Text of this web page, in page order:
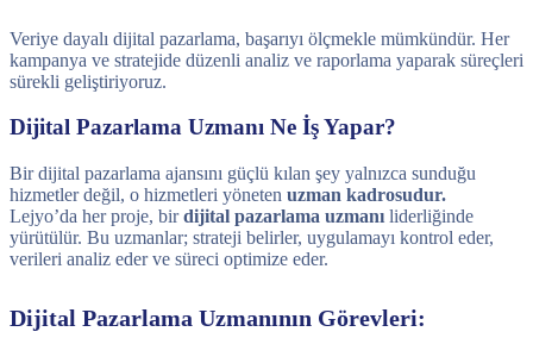
Veriye dayalı dijital pazarlama, başarıyı ölçmekle mümkündür. Her
kampanya ve stratejide düzenli analiz ve raporlama yaparak süreçleri
sürekli geliştiriyoruz.
Dijital Pazarlama Uzmanı Ne İş Yapar?
Bir dijital pazarlama ajansını güçlü kılan şey yalnızca sunduğu
hizmetler değil, o hizmetleri yöneten uzman kadrosudur.
Lejyo’da her proje, birdijital pazarlama uzmanı liderliğinde
yürütülür. Bu uzmanlar; strateji belirler, uygulamayı kontrol eder,
verileri analiz eder ve süreci optimize eder.
Dijital Pazarlama Uzmanının Görevleri: